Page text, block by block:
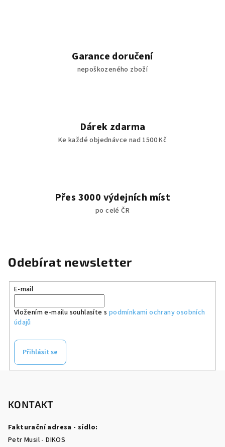
Garance doručení
nepoškozeného zboží
Dárek zdarma
Ke každé objednávce nad 1500 Kč
Přes 3000 výdejních míst
po celé ČR
Odebírat newsletter
E-mail
Vložením e-mailu souhlasíte s podmínkami ochrany osobních
údajů
Přihlásit se
KONTAKT
Fakturační adresa - sídlo:
Petr Musil - DIKOS